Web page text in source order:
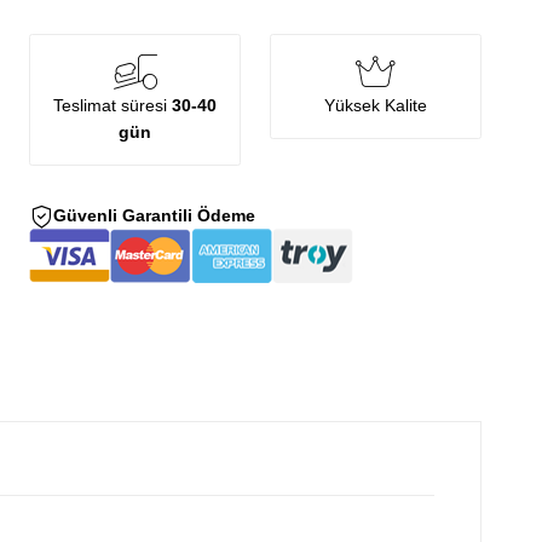
Teslimat süresi30-40
gün
Yüksek Kalite
Güvenli Garantili Ödeme